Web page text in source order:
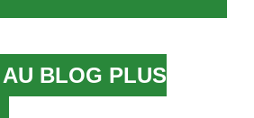
BLOG PLUS